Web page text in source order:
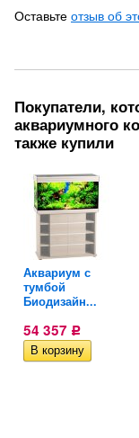
Оставьте отзыв об
Покупатели,
аквариумного
также купили
Аквариум с
тумбой
Биодизайн...
54 357 Р